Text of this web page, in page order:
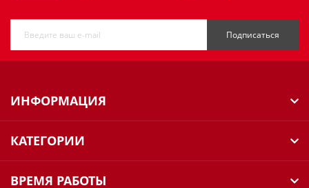
Подписаться
ИНФОРМАЦИЯ
КАТЕГОРИИ
ВРЕМЯ РАБОТЫ